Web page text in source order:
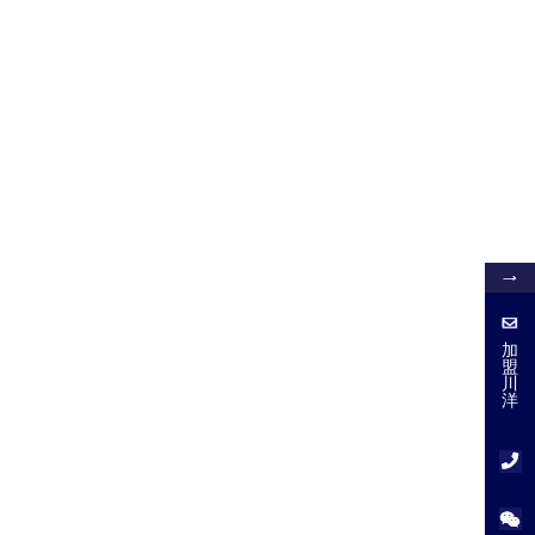
加
盟
川
洋
加
盟
川
服
务